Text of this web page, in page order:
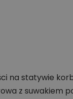
na statywie
z suwakiem